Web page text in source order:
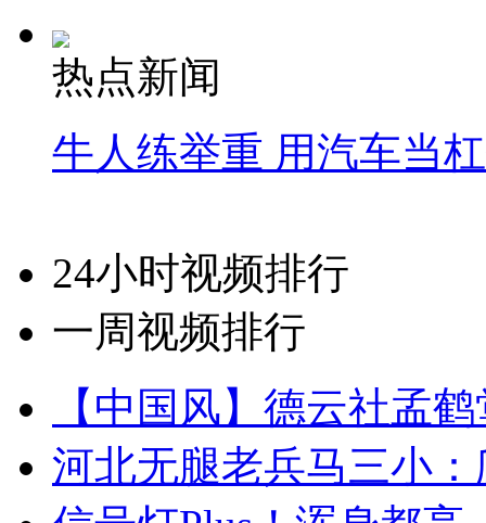
热点新闻
牛人练举重 用汽车当
24小时视频排行
一周视频排行
【中国风】德云社孟
河北无腿老兵马三小